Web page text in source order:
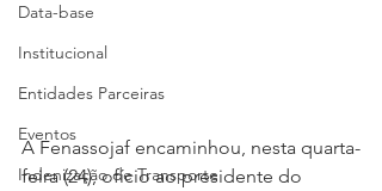
Data-base
Institucional
Entidades Parceiras
Eventos
Indenização de Transporte
A Fenassojaf encaminhou, nesta quarta-
feira (24), ofício ao presidente do